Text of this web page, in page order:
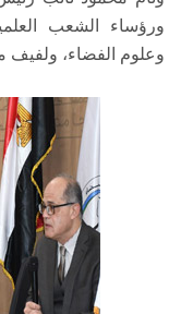
ورؤساء الشعب
وعلوم الفضاء، ولفيف